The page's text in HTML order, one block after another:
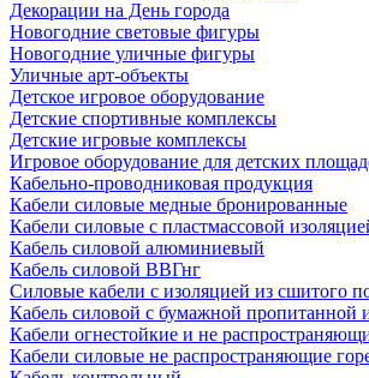
Декорации на День города
Новогодние световые фигуры
Новогодние уличные фигуры
Уличные арт-объекты
Детское игровое оборудование
Детские спортивные комплексы
Детские игровые комплексы
Игровое оборудование для детских
Кабельно-проводниковая продукция
Кабели силовые медные бронированные
Кабели силовые с пластмассовой
Кабель силовой алюминиевый
Кабель силовой ВВГнг
Силовые кабели с изоляцией из сшитого
Кабель силовой с бумажной пропитанной
Кабели огнестойкие и не
Кабели силовые не распространяющие